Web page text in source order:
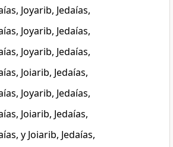
Joyarib, Jedaías,
Joyarib, Jedaías,
Joyarib, Jedaías,
Joiarib, Jedaías,
Joyarib, Jedaías,
Joiarib, Jedaías,
y Joiarib, Jedaías,